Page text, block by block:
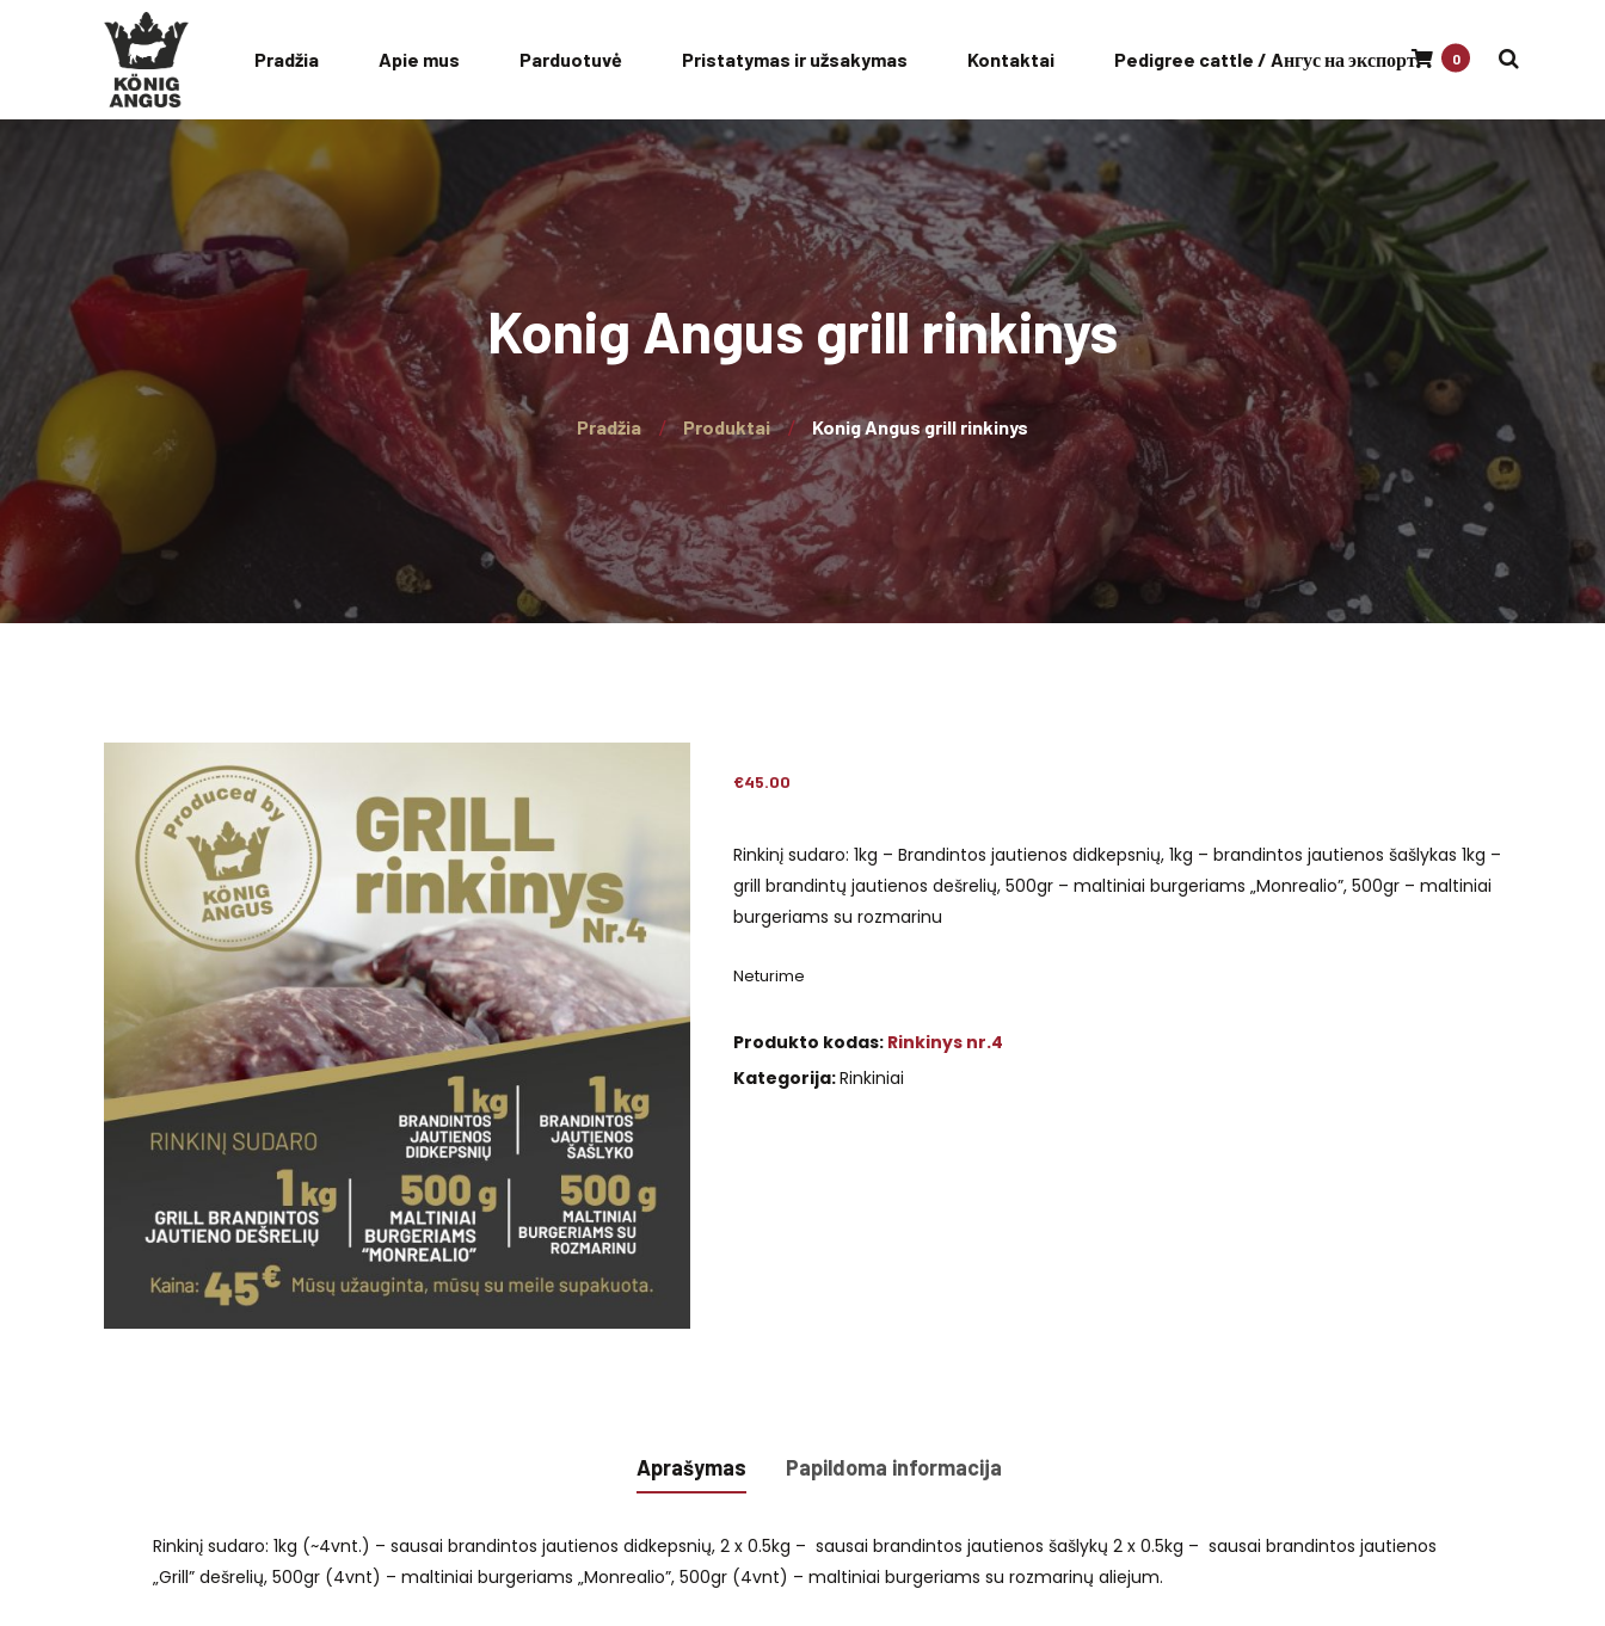
Pradžia Apie mus Parduotuvė Pristatymas ir užsakymas Kontaktai Pedigree cattle / Aнгус на экспорт 0
Konig Angus grill rinkinys
Pradžia Produktai Konig Angus grill rinkinys
€45.00
Rinkinį sudaro: 1kg – Brandintos jautienos didkepsnių, 1kg – brandintos jautienos šašlykas 1kg –
grill brandintų jautienos dešrelių, 500gr – maltiniai burgeriams „Monrealio”, 500gr – maltiniai
burgeriams su rozmarinu
Neturime
Produkto kodas: Rinkinys nr.4
Kategorija:Rinkiniai
Aprašymas Papildoma informacija
Rinkinį sudaro: 1kg (~4vnt.) – sausai brandintos jautienos didkepsnių, 2 x 0.5kg – sausai brandintos jautienos šašlykų 2 x 0.5kg – sausai brandintos jautienos
„Grill” dešrelių, 500gr (4vnt) – maltiniai burgeriams „Monrealio”, 500gr (4vnt) – maltiniai burgeriams su rozmarinų aliejum.